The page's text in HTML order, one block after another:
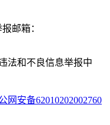
邮箱：
法和不良信息举报中
网安备62010202002760